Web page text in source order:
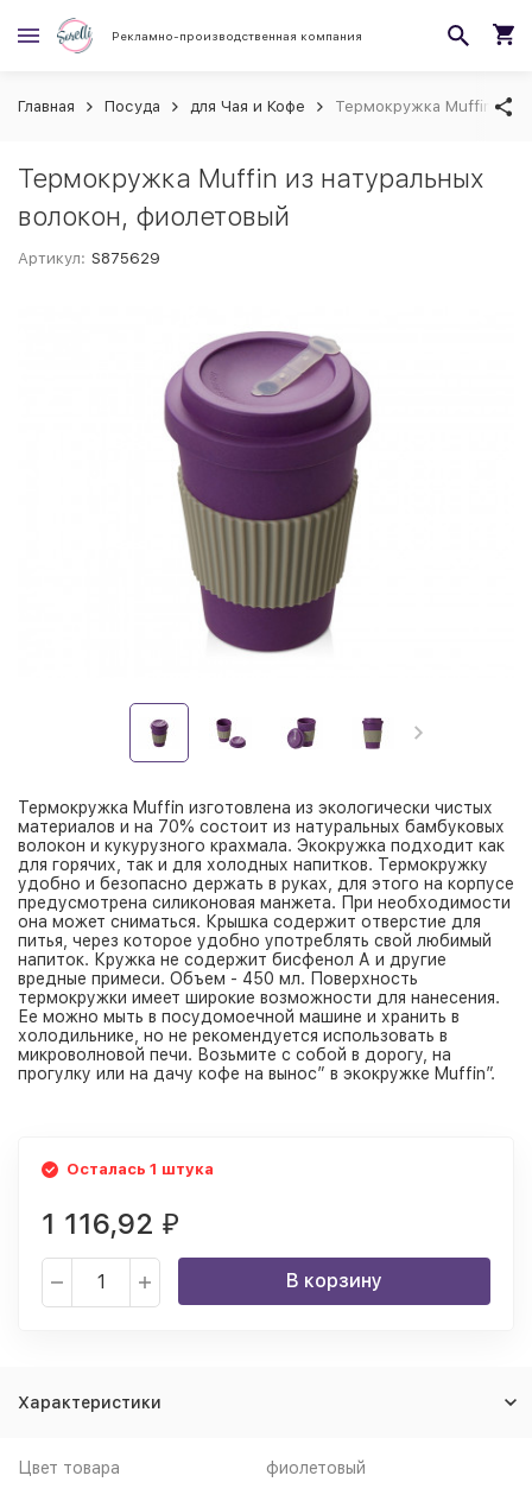
Рекламно-производственная компания
Главная Посуда для Чая и Кофе Термокружка Muffin из
Термокружка Muffin из натуральных
волокон, фиолетовый
Артикул: S875629
Термокружка Muffin изготовлена из экологически чистых
материалов и на 70% состоит из натуральных бамбуковых
волокон и кукурузного крахмала. Экокружка подходит как
для горячих, так и для холодных напитков. Термокружку
удобно и безопасно держать в руках, для этого на корпусе
предусмотрена силиконовая манжета. При необходимости
она может сниматься. Крышка содержит отверстие для
питья, через которое удобно употреблять свой любимый
напиток. Кружка не содержит бисфенол А и другие
вредные примеси. Объем - 450 мл. Поверхность
термокружки имеет широкие возможности для нанесения.
Ее можно мыть в посудомоечной машине и хранить в
холодильнике, но не рекомендуется использовать в
микроволновой печи. Возьмите с собой в дорогу, на
прогулку или на дачу кофе на вынос” в экокружке Muffin”.
Осталась 1 штука
1 116,92 ₽
В корзину
Характеристики
Цвет товара фиолетовый